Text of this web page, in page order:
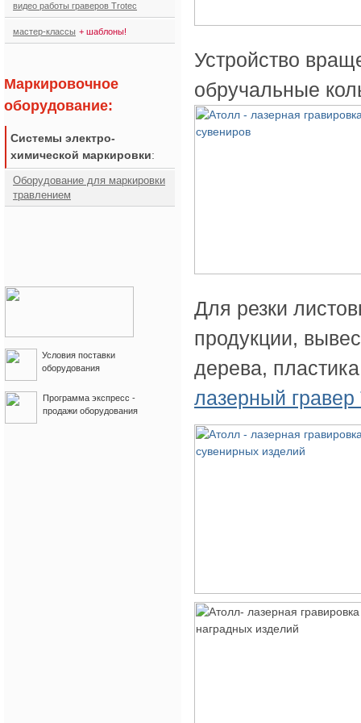
видео работы граверов Trotec
мастер-классы + шаблоны!
Маркировочное
оборудование:
Системы электро-
химической маркировки:
Оборудование для маркировки
травлением
Условия поставки
оборудования
Программа экспресс -
продажи оборудования
Устройство
обручальные
Для резки
продукции,
дерева,
лазерный